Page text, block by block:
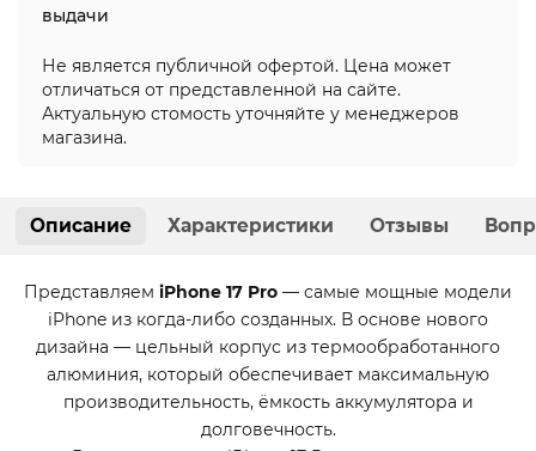
выдачи
Не является публичной офертой. Цена может
отличаться от представленной на сайте.
Актуальную стомость уточняйте у менеджеров
магазина.
Описание Характеристики Отзывы
Представляем iPhone 17 Pro — самые мощные модели
iPhone из когда-либо созданных. В основе нового
дизайна — цельный корпус из термообработанного
алюминия, который обеспечивает максимальную
производительность, ёмкость аккумулятора и
долговечность.